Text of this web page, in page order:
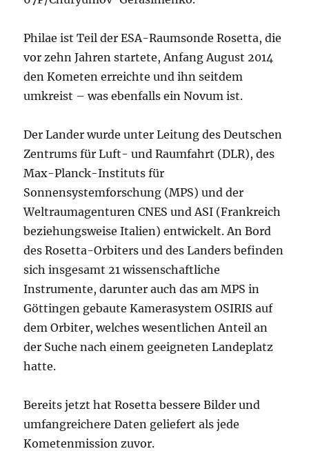
Philae ist Teil der ESA-Raumsonde Rosetta, die
vor zehn Jahren startete, Anfang August 2014
den Kometen erreichte und ihn seitdem
umkreist – was ebenfalls ein Novum ist.
Der Lander wurde unter Leitung des Deutschen
Zentrums für Luft- und Raumfahrt (DLR), des
Max-Planck-Instituts für
Sonnensystemforschung (MPS) und der
Weltraumagenturen CNES und ASI (Frankreich
beziehungsweise Italien) entwickelt. An Bord
des Rosetta-Orbiters und des Landers befinden
sich insgesamt 21 wissenschaftliche
Instrumente, darunter auch das am MPS in
Göttingen gebaute Kamerasystem OSIRIS auf
dem Orbiter, welches wesentlichen Anteil an
der Suche nach einem geeigneten Landeplatz
hatte.
Bereits jetzt hat Rosetta bessere Bilder und
umfangreichere Daten geliefert als jede
Kometenmission zuvor.